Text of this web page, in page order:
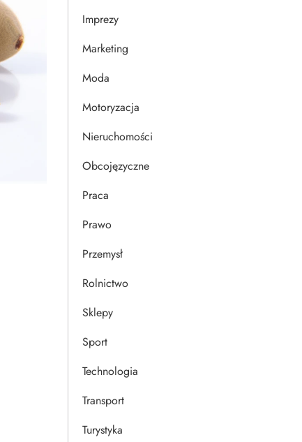
Imprezy
Marketing
Moda
Motoryzacja
Nieruchomości
Obcojęzyczne
Praca
Prawo
Przemysł
Rolnictwo
Sklepy
Sport
Technologia
Transport
Turystyka